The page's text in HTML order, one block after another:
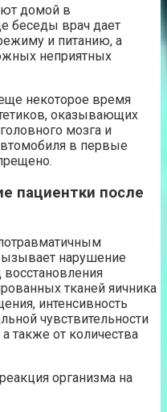
домой в
беседы врач дает
и питанию, а
неприятных
некоторое время
оказывающих
мозга и
в первые
пациентки после
нарушение
восстановления
тканей яичника
интенсивность
чувствительности
также от количества
организма на